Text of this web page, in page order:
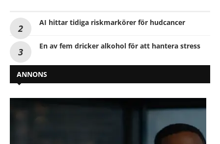
AI hittar tidiga riskmarkörer för hudcancer
En av fem dricker alkohol för att hantera stress
ANNONS